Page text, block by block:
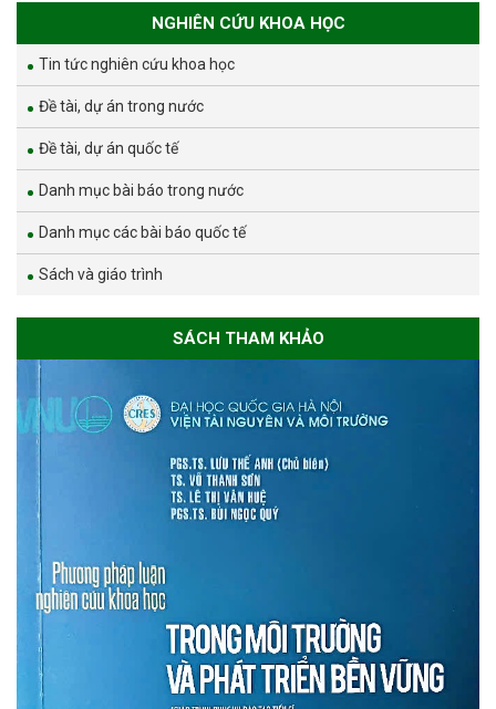
NGHIÊN CỨU KHOA HỌC
Tin tức nghiên cứu khoa học
Đề tài, dự án trong nước
Đề tài, dự án quốc tế
Danh mục bài báo trong nước
Danh mục các bài báo quốc tế
Sách và giáo trình
SÁCH THAM KHẢO